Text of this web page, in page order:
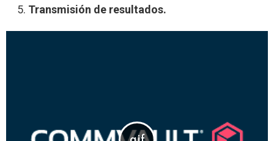
Transmisión de resultados.